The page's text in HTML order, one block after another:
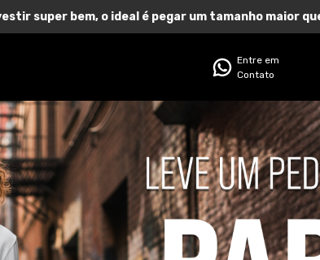
super bem, o ideal é pegar um tamanho maior
Entre em
Contato